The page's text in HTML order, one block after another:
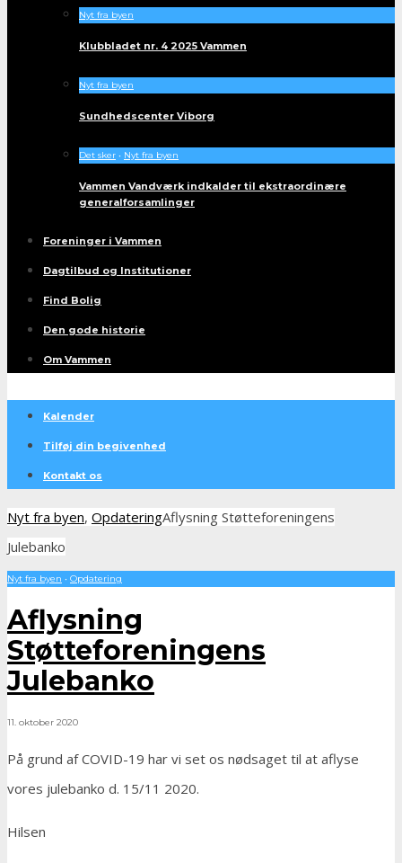
Nyt fra byen
Klubbladet nr. 4 2025 Vammen
Nyt fra byen
Sundhedscenter Viborg
Det sker • Nyt fra byen
Vammen Vandværk indkalder til ekstraordinære
generalforsamlinger
Foreninger i Vammen
Dagtilbud og Institutioner
Find Bolig
Den gode historie
Om Vammen
Kalender
Tilføj din begivenhed
Kontakt os
Nyt fra byen, OpdateringAflysning Støtteforeningens
Julebanko
Nyt fra byen • Opdatering
Aflysning
Støtteforeningens
Julebanko
11. oktober 2020
På grund af COVID-19 har vi set os nødsaget til at aflyse
vores julebanko d. 15/11 2020.
Hilsen